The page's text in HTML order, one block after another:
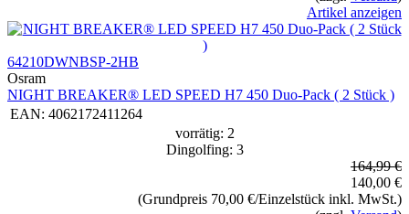
Artikel anzeigen
64210DWNBSP-2HB
Osram
NIGHT BREAKER® LED SPEED H7 450 Duo-Pack ( 2 Stück )
EAN: 4062172411264
vorrätig: 2
Dingolfing: 3
164,99 €
140,00 €
(Grundpreis 70,00 €/Einzelstück inkl. MwSt.)